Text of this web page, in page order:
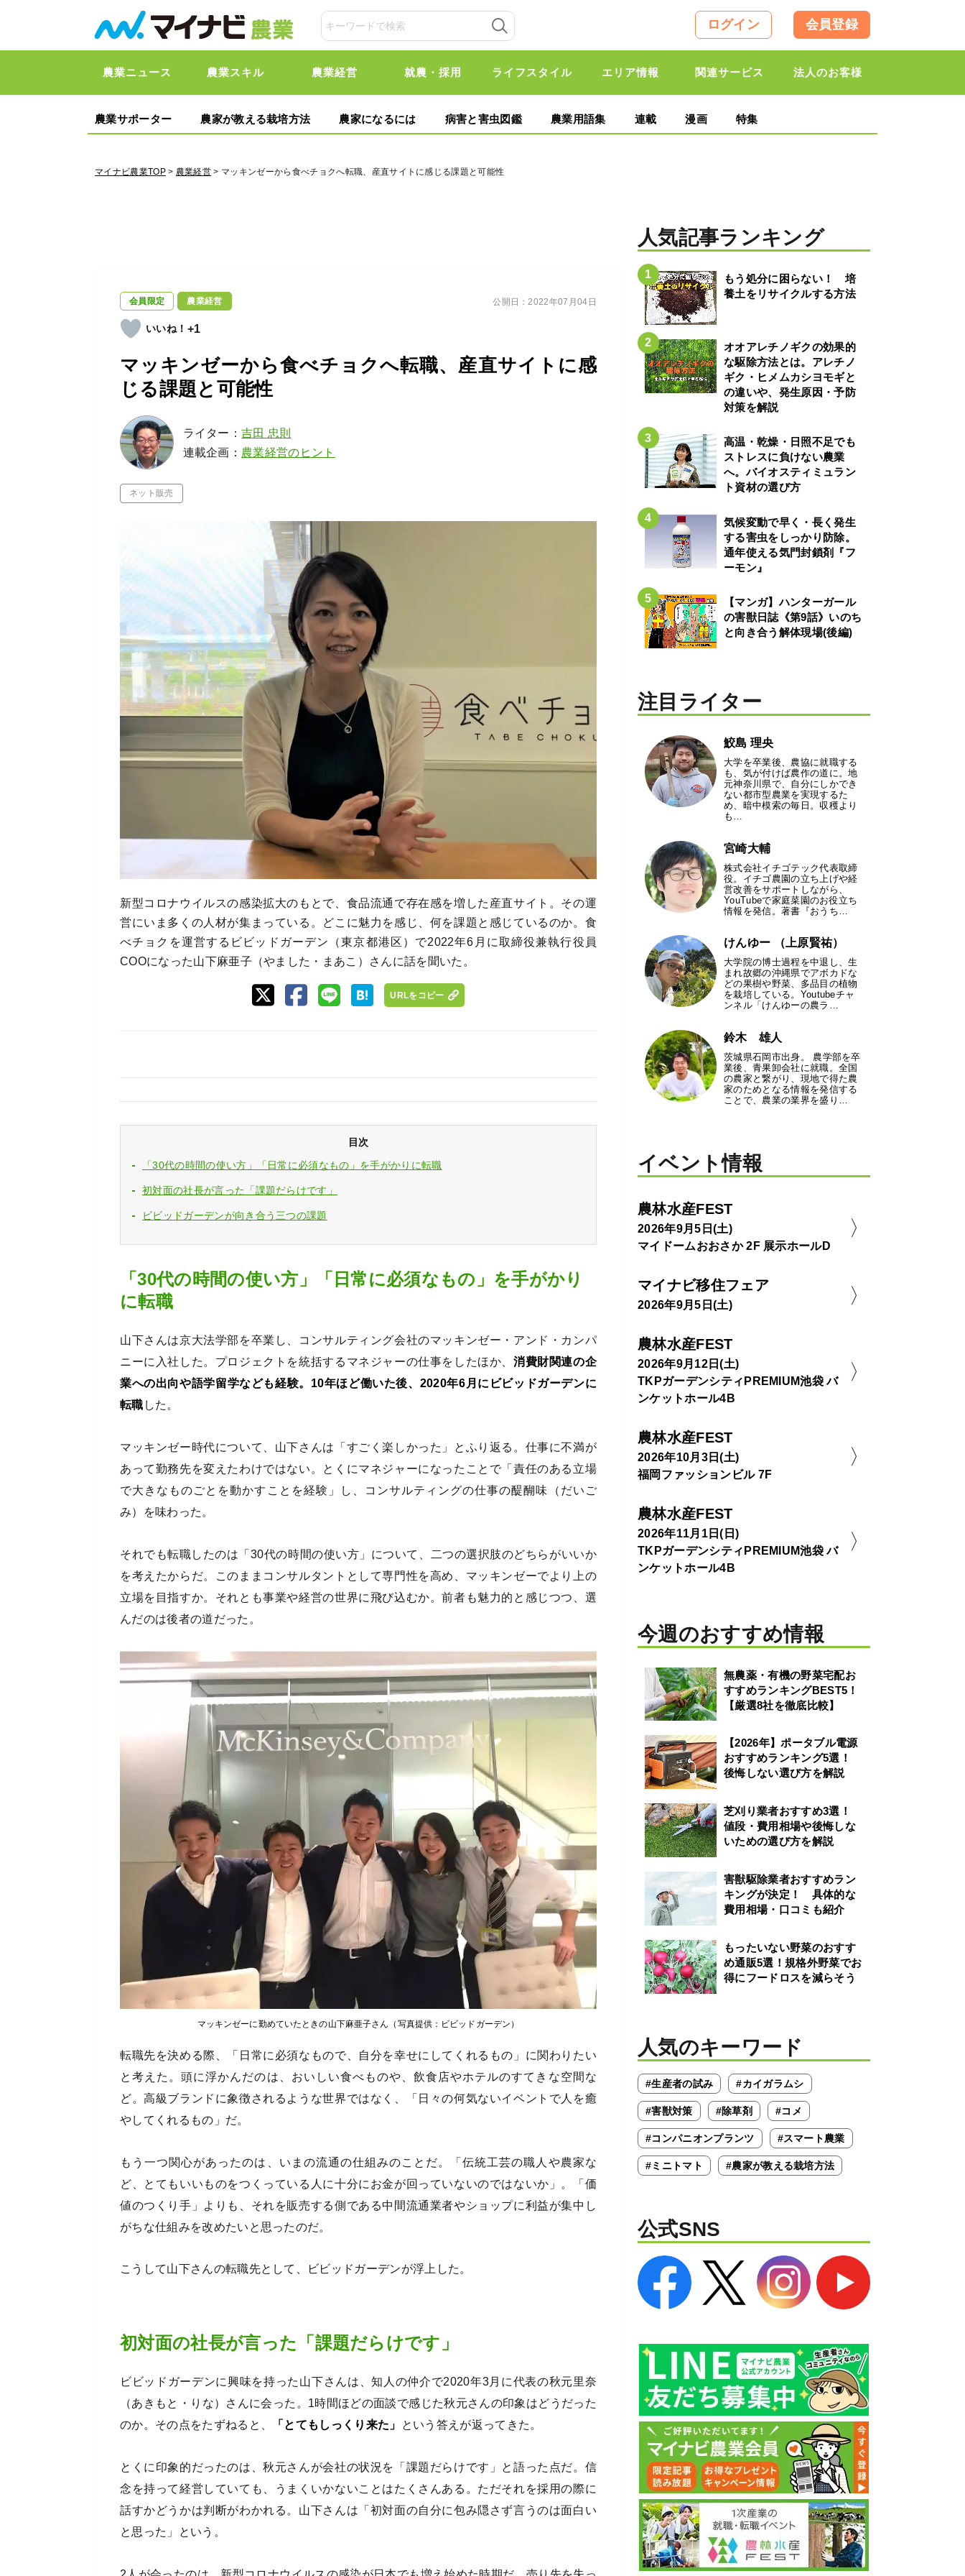
ログイン 会員登録
農業ニュース 農業スキル 農業経営 就農・採用 ライフスタイル エリア情報 関連サービス 法人のお客様
農業サポーター 農家が教える栽培方法 農家になるには 病害と害虫図鑑 農業用語集 連載 漫画 特集
マイナビ農業TOP> 農業経営 > マッキンゼーから食べチョクへ転職、産直サイトに感じる課題と可能性
会員限定 農業経営
+1
マッキンゼーから食べチョクへ転職、産直サイトに感
じる課題と可能性
ライター：吉田 忠則
連載企画： 農業経営のヒント
ネット販売
公開日：2022年07月04日
新型コロナウイルスの感染拡大のもとで、食品流通で存在感を増した産直サイト。その運
営にいま多くの人材が集まっている。どこに魅力を感じ、何を課題と感じているのか。食
べチョクを運営するビビッドガーデン（東京都港区）で2022年6月に取締役兼執行役員
COOになった山下麻亜子（やました・まあこ）さんに話を聞いた。
URLをコピー
目次
「30代の時間の使い方」「日常に必須なもの」を手がかりに転職
初対面の社長が言った「課題だらけです」
ビビッドガーデンが向き合う三つの課題
「30代の時間の使い方」「日常に必須なもの」を手がかり
に転職
山下さんは京大法学部を卒業し、コンサルティング会社のマッキンゼー・アンド・カンパ
ニーに入社した。プロジェクトを統括するマネジャーの仕事をしたほか、消費財関連の企
業への出向や語学留学なども経験。10年ほど働いた後、2020年6月にビビッドガーデンに
転職 した。
マッキンゼー時代について、山下さんは「すごく楽しかった」とふり返る。仕事に不満が
あって勤務先を変えたわけではない。とくにマネジャーになったことで「責任のある立場
で大きなものごとを動かすことを経験」し、コンサルティングの仕事の醍醐味（だいご
み）を味わった。
それでも転職したのは「30代の時間の使い方」について、二つの選択肢のどちらがいいか
を考えたからだ。このままコンサルタントとして専門性を高め、マッキンゼーでより上の
立場を目指すか。それとも事業や経営の世界に飛び込むか。前者も魅力的と感じつつ、選
んだのは後者の道だった。
マッキンゼーに勤めていたときの山下麻亜子さん（写真提供：ビビッドガーデン）
転職先を決める際、「日常に必須なもので、自分を幸せにしてくれるもの」に関わりたい
と考えた。頭に浮かんだのは、おいしい食べものや、飲食店やホテルのすてきな空間な
ど。高級ブランドに象徴されるような世界ではなく、「日々の何気ないイベントで人を癒
やしてくれるもの」だ。
もう一つ関心があったのは、いまの流通の仕組みのことだ。「伝統工芸の職人や農家な
ど、とてもいいものをつくっている人に十分にお金が回っていないのではないか」。「価
値のつくり手」よりも、それを販売する側である中間流通業者やショップに利益が集中し
がちな仕組みを改めたいと思ったのだ。
こうして山下さんの転職先として、ビビッドガーデンが浮上した。
初対面の社長が言った「課題だらけです」
ビビッドガーデンに興味を持った山下さんは、知人の仲介で2020年3月に代表の秋元里奈
（あきもと・りな）さんに会った。1時間ほどの面談で感じた秋元さんの印象はどうだった
のか。その点をたずねると、
「とてもしっくり来た」 という答えが返ってきた。
とくに印象的だったのは、秋元さんが会社の状況を「課題だらけです」と語った点だ。信
念を持って経営していても、うまくいかないことはたくさんある。ただそれを採用の際に
話すかどうかは判断がわかれる。山下さんは「初対面の自分に包み隠さず言うのは面白い
と思った」という。
人気記事ランキング
もう処分に困らない！ 培
養土をリサイクルする方法
オオアレチノギクの効果的
な駆除方法とは。アレチノ
ギク・ヒメムカシヨモギと
の違いや、発生原因・予防
対策を解説
高温・乾燥・日照不足でも
ストレスに負けない農業
へ。バイオスティミュラン
ト資材の選び方
気候変動で早く・長く発生
する害虫をしっかり防除。
通年使える気門封鎖剤『フ
ーモン』
【マンガ】ハンターガール
の害獣日誌《第9話》いのち
と向き合う解体現場(後編)
注目ライター
鮫島 理央
大学を卒業後、農協に就職する
も、気が付けば農作の道に。地
元神奈川県で、自分にしかでき
ない都市型農業を実現するた
め、暗中模索の毎日。収穫より
も…
宮崎大輔
株式会社イチゴテック代表取締
役。イチゴ農園の立ち上げや経
営改善をサポートしながら、
YouTubeで家庭菜園のお役立ち
情報を発信。著書『おうち…
けんゆー （上原賢祐）
大学院の博士過程を中退し、生
まれ故郷の沖縄県でアボカドな
どの果樹や野菜、多品目の植物
を栽培している。Youtubeチャ
ンネル「けんゆーの農ラ…
鈴木 雄人
茨城県石岡市出身。 農学部を卒
業後、青果卸会社に就職。全国
の農家と繋がり、現地で得た農
家のためとなる情報を発信する
ことで、農業の業界を盛り…
イベント情報
農林水産FEST
2026年9月5日(土)
マイドームおおさか 2F 展示ホールD
マイナビ移住フェア
2026年9月5日(土)
農林水産FEST
2026年9月12日(土)
TKPガーデンシティPREMIUM池袋 バ
ンケットホール4B
農林水産FEST
2026年10月3日(土)
福岡ファッションビル 7F
農林水産FEST
2026年11月1日(日)
TKPガーデンシティPREMIUM池袋 バ
ンケットホール4B
今週のおすすめ情報
無農薬・有機の野菜宅配お
すすめランキングBEST5！
【厳選8社を徹底比較】
【2026年】ポータブル電源
おすすめランキング5選！
後悔しない選び方を解説
芝刈り業者おすすめ3選！
値段・費用相場や後悔しな
いための選び方を解説
害獣駆除業者おすすめラン
キングが決定！ 具体的な
費用相場・口コミも紹介
もったいない野菜のおすす
め通販5選！規格外野菜でお
得にフードロスを減らそう
人気のキーワード
#生産者の試み #カイガラムシ
#害獣対策 #除草剤 #コメ
#コンパニオンプランツ #スマート農業
#ミニトマト #農家が教える栽培方法
公式SNS